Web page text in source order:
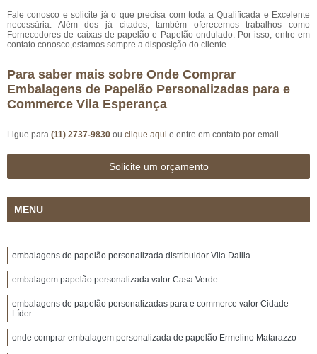
Fale conosco e solicite já o que precisa com toda a Qualificada e Excelente
necessária. Além dos já citados, também oferecemos trabalhos como
Fornecedores de caixas de papelão e Papelão ondulado. Por isso, entre em
contato conosco,estamos sempre a disposição do cliente.
Para saber mais sobre Onde Comprar
Embalagens de Papelão Personalizadas para e
Commerce Vila Esperança
Ligue para (11) 2737-9830 ou clique aqui e entre em contato por email.
Solicite um orçamento
MENU
embalagens de papelão personalizada distribuidor Vila Dalila
embalagem papelão personalizada valor Casa Verde
embalagens de papelão personalizadas para e commerce valor Cidade
Líder
onde comprar embalagem personalizada de papelão Ermelino Matarazzo